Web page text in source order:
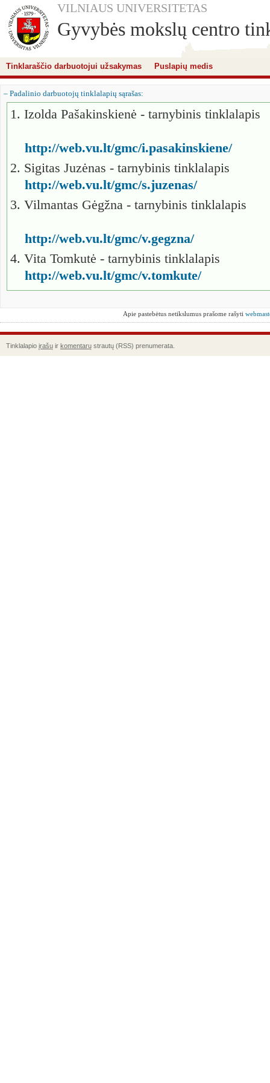
VILNIAUS UNIVERSITETAS
Gyvybės mokslų centro
Tinklaraščio darbuotojui užsakymas Puslapių medis
– Padalinio darbuotojų tinklalapių sąrašas:
1. Izolda Pašakinskienė - tarnybinis tinklalapis
http://web.vu.lt/gmc/i.pasakinskiene/
2. Sigitas Juzėnas - tarnybinis tinklalapis
http://web.vu.lt/gmc/s.juzenas/
3. Vilmantas Gėgžna - tarnybinis tinklalapis
http://web.vu.lt/gmc/v.gegzna/
4. Vita Tomkutė - tarnybinis tinklalapis
http://web.vu.lt/gmc/v.tomkute/
Apie pastebėtus netikslumus prašome rašyti
Tinklalapio įrašų ir komentarų strautų (RSS) prenumerata.